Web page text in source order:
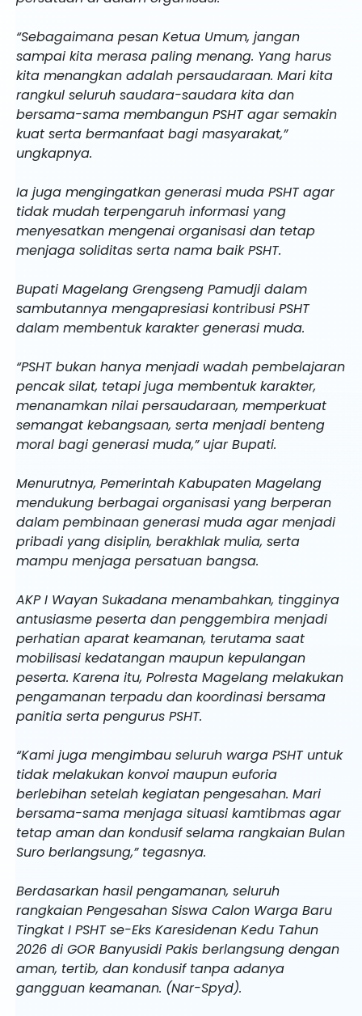
“Sebagaimana pesan Ketua Umum, jangan
sampai kita merasa paling menang. Yang harus
kita menangkan adalah persaudaraan. Mari kita
rangkul seluruh saudara-saudara kita dan
bersama-sama membangun PSHT agar semakin
kuat serta bermanfaat bagi masyarakat,”
ungkapnya.
Ia juga mengingatkan generasi muda PSHT agar
tidak mudah terpengaruh informasi yang
menyesatkan mengenai organisasi dan tetap
menjaga soliditas serta nama baik PSHT.
Bupati Magelang Grengseng Pamudji dalam
sambutannya mengapresiasi kontribusi PSHT
dalam membentuk karakter generasi muda.
“PSHT bukan hanya menjadi wadah pembelajaran
pencak silat, tetapi juga membentuk karakter,
menanamkan nilai persaudaraan, memperkuat
semangat kebangsaan, serta menjadi benteng
moral bagi generasi muda,” ujar Bupati.
Menurutnya, Pemerintah Kabupaten Magelang
mendukung berbagai organisasi yang berperan
dalam pembinaan generasi muda agar menjadi
pribadi yang disiplin, berakhlak mulia, serta
mampu menjaga persatuan bangsa.
AKP I Wayan Sukadana menambahkan, tingginya
antusiasme peserta dan penggembira menjadi
perhatian aparat keamanan, terutama saat
mobilisasi kedatangan maupun kepulangan
peserta. Karena itu, Polresta Magelang melakukan
pengamanan terpadu dan koordinasi bersama
panitia serta pengurus PSHT.
“Kami juga mengimbau seluruh warga PSHT untuk
tidak melakukan konvoi maupun euforia
berlebihan setelah kegiatan pengesahan. Mari
bersama-sama menjaga situasi kamtibmas agar
tetap aman dan kondusif selama rangkaian Bulan
Suro berlangsung,” tegasnya.
Berdasarkan hasil pengamanan, seluruh
rangkaian Pengesahan Siswa Calon Warga Baru
Tingkat I PSHT se-Eks Karesidenan Kedu Tahun
2026 di GOR Banyusidi Pakis berlangsung dengan
aman, tertib, dan kondusif tanpa adanya
gangguan keamanan. (Nar-Spyd).